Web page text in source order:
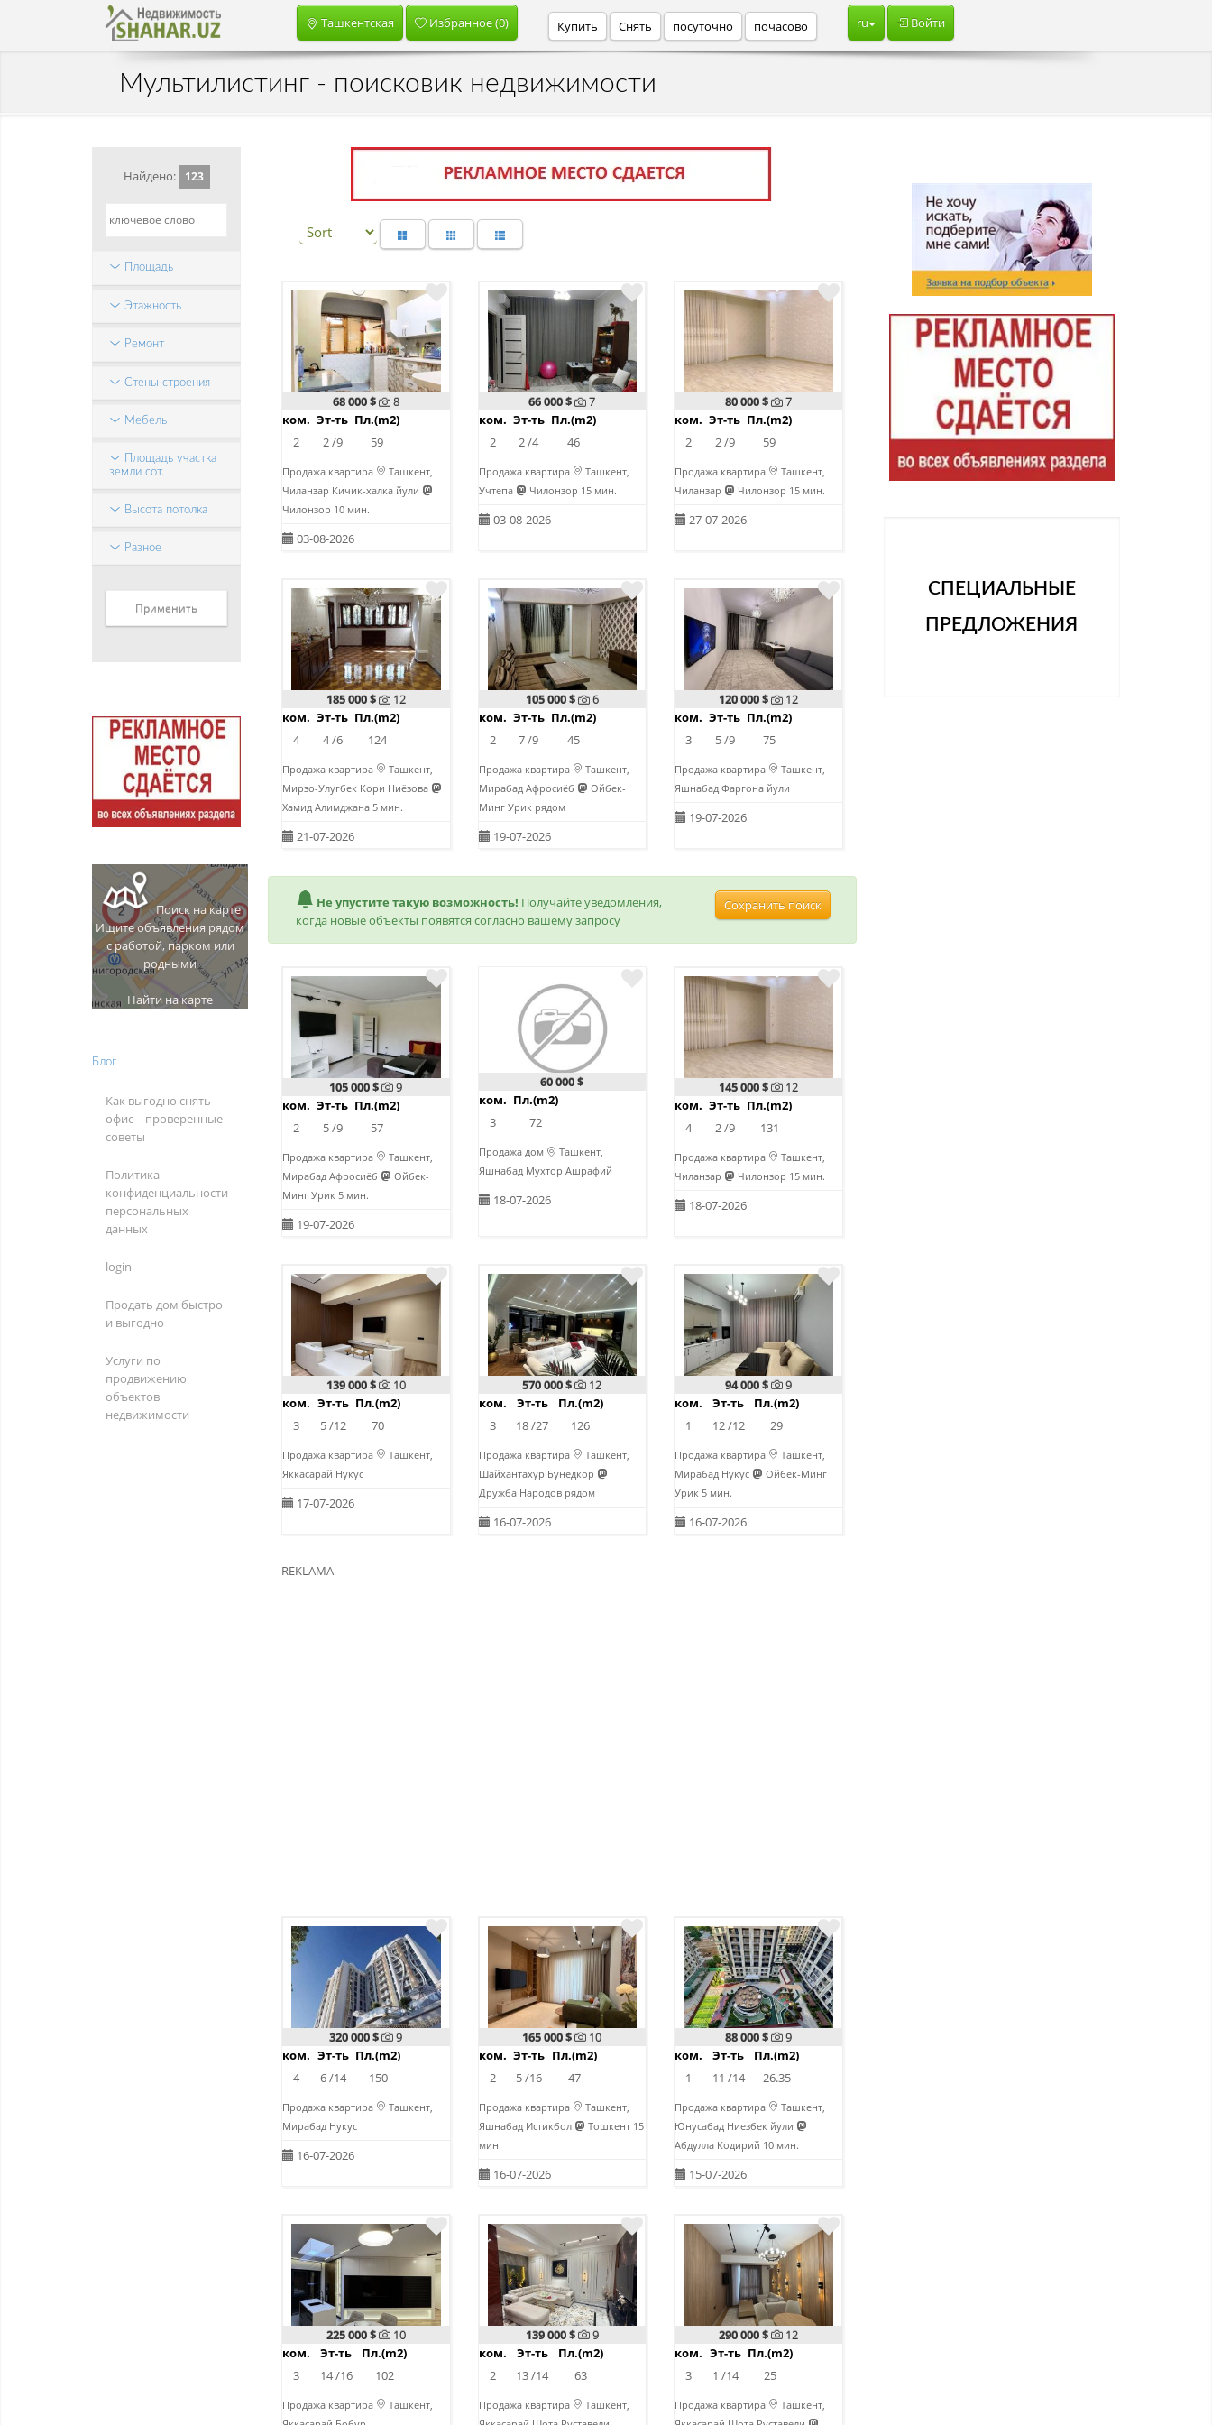
Ташкентская Избранное (0) Купить Снять посуточно почасово ru Войти
Мультилистинг - поисковик недвижимости
Найдено: 123
Площадь
Этажность
Ремонт
Стены строения
Мебель
Площадь участка
земли сот.
Высота потолка
Разное
Поиск на карте
Ищите объявления рядом
с работой, парком или
родными
Найти на карте
Блог
Как выгодно снять
офис – проверенные
советы
Политика
конфиденциальности
персональных
данных
login
Продать дом быстро
и выгодно
Услуги по
продвижению
объектов
недвижимости
68 000 $
8
ком.
2
Эт-ть
2 /9
Пл.(m2)
59
Продажа квартира
Ташкент,
Чиланзар Кичик-халка йули
Чилонзор 10 мин.
03-08-2026
66 000 $
7
ком.
2
Эт-ть
2 /4
Пл.(m2)
46
Продажа квартира
Ташкент,
Учтепа
Чилонзор 15 мин.
03-08-2026
80 000 $
7
ком.
2
Эт-ть
2 /9
Пл.(m2)
59
Продажа квартира
Ташкент,
Чиланзар
Чилонзор 15 мин.
27-07-2026
185 000 $
12
ком.
4
Эт-ть
4 /6
Пл.(m2)
124
Продажа квартира
Ташкент,
Мирзо-Улугбек Кори Ниёзова
Хамид Алимджана 5 мин.
21-07-2026
105 000 $
6
ком.
2
Эт-ть
7 /9
Пл.(m2)
45
Продажа квартира
Ташкент,
Мирабад Афросиёб
Ойбек-
Минг Урик рядом
19-07-2026
120 000 $
12
ком.
3
Эт-ть
5 /9
Пл.(m2)
75
Продажа квартира
Ташкент,
Яшнабад Фаргона йули
19-07-2026
Не упустите такую возможность! Получайте уведомления,
когда новые объекты появятся согласно вашему запросу
Сохранить поиск
105 000 $
9
ком.
2
Эт-ть
5 /9
Пл.(m2)
57
Продажа квартира
Ташкент,
Мирабад Афросиёб
Ойбек-
Минг Урик 5 мин.
19-07-2026
60 000 $
ком.
3
Пл.(m2)
72
Продажа дом
Ташкент,
Яшнабад Мухтор Ашрафий
18-07-2026
145 000 $
12
ком.
4
Эт-ть
2 /9
Пл.(m2)
131
Продажа квартира
Ташкент,
Чиланзар
Чилонзор 15 мин.
18-07-2026
139 000 $
10
ком.
3
Эт-ть
5 /12
Пл.(m2)
70
Продажа квартира
Ташкент,
Яккасарай Нукус
17-07-2026
570 000 $
12
ком.
3
Эт-ть
18 /27
Пл.(m2)
126
Продажа квартира
Ташкент,
Шайхантахур Бунёдкор
Дружба Народов рядом
16-07-2026
94 000 $
9
ком.
1
Эт-ть
12 /12
Пл.(m2)
29
Продажа квартира
Ташкент,
Мирабад Нукус
Ойбек-Минг
Урик 5 мин.
16-07-2026
REKLAMA
320 000 $
9
ком.
4
Эт-ть
6 /14
Пл.(m2)
150
Продажа квартира
Ташкент,
Мирабад Нукус
16-07-2026
165 000 $
10
ком.
2
Эт-ть
5 /16
Пл.(m2)
47
Продажа квартира
Ташкент,
Яшнабад Истикбол
Тошкент 15
мин.
16-07-2026
88 000 $
9
ком.
1
Эт-ть
11 /14
Пл.(m2)
26.35
Продажа квартира
Ташкент,
Юнусабад Ниезбек йули
Абдулла Кодирий 10 мин.
15-07-2026
225 000 $
10
ком.
3
Эт-ть
14 /16
Пл.(m2)
102
Продажа квартира
Ташкент,
139 000 $
9
ком.
2
Эт-ть
13 /14
Пл.(m2)
63
Продажа квартира
Ташкент,
290 000 $
12
ком.
3
Эт-ть
1 /14
Пл.(m2)
25
Продажа квартира
Ташкент,
СПЕЦИАЛЬНЫЕ
ПРЕДЛОЖЕНИЯ